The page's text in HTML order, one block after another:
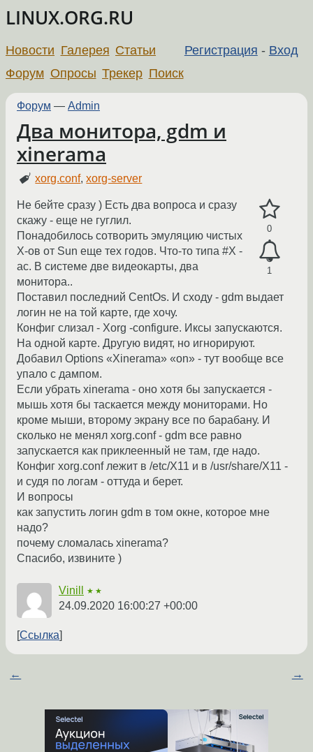
LINUX.ORG.RU
Регистрация - Вход
Новости Галерея Статьи
Форум Опросы Трекер Поиск
Форум — Admin
Два монитора, gdm и
xinerama
xorg.conf,xorg-server
0
1
Не бейте сразу ) Есть два вопроса и сразу
скажу - еще не гуглил.
Понадобилось сотворить эмуляцию чистых
Х-ов от Sun еще тех годов. Что-то типа #X -
ac. В системе две видеокарты, два
монитора..
Поставил последний CentOs. И сходу - gdm выдает
логин не на той карте, где хочу.
Конфиг слизал - Xorg -configure. Иксы запускаются.
На одной карте. Другую видят, но игнорируют.
Добавил Options «Xinerama» «on» - тут вообще все
упало с дампом.
Если убрать xinerama - оно хотя бы запускается -
мышь хотя бы таскается между мониторами. Но
кроме мыши, второму экрану все по барабану. И
сколько не менял xorg.conf - gdm все равно
запускается как приклеенный не там, где надо.
Конфиг xorg.conf лежит в /etc/X11 и в /usr/share/X11 -
и судя по логам - оттуда и берет.
И вопросы
как запустить логин gdm в том окне, которое мне
надо?
почему сломалась xinerama?
Спасибо, извините )
Vinill ★★
24.09.2020 16:00:27 +00:00
Ссылка
← →